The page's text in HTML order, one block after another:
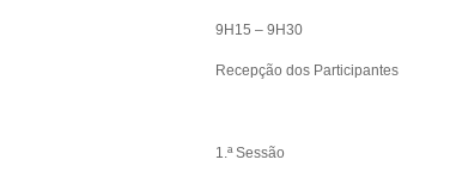
9H15 – 9H30
Recepção dos Participantes
1.ª Sessão